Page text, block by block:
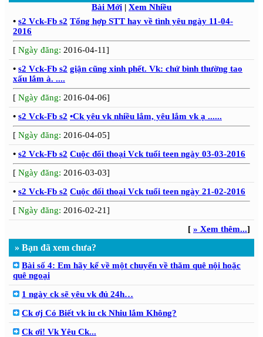
Bài Mới | Xem Nhiều
• s2 Vck-Fb s2 Tổng hợp STT hay về tình yêu ngày 11-04-
2016
[ Ngày đăng: 2016-04-11]
• s2 Vck-Fb s2 giận cũng xinh phết. Vk: chứ bình thường tao
xấu lắm à. ....
[ Ngày đăng: 2016-04-06]
• s2 Vck-Fb s2 •Ck yêu vk nhiều lắm, yêu lắm vk ạ ......
[ Ngày đăng: 2016-04-05]
• s2 Vck-Fb s2 Cuộc đối thoại Vck tuổi teen ngày 03-03-2016
[ Ngày đăng: 2016-03-03]
• s2 Vck-Fb s2 Cuộc đối thoại Vck tuổi teen ngày 21-02-2016
[ Ngày đăng: 2016-02-21]
[ » Xem thêm...]
» Bạn đã xem chưa?
Bài số 4: Em hãy kể về một chuyến về thăm quê nội hoặc
quê ngoại
1 ngày ck sẽ yêu vk đủ 24h…
Ck ơj Có Biết vk iu ck Nhiu lắm Không?
Ck ơi! Vk Yêu Ck...